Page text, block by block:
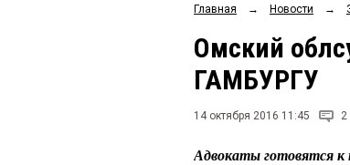
Главная → Новости →
Омский
ГАМБУРГУ
14 октября 2016 11:45 2
Адвокаты готовятся к